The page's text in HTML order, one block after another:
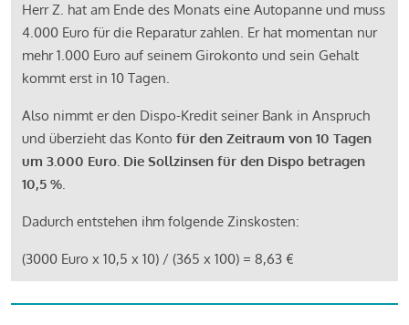
Herr Z. hat am Ende des Monats eine Autopanne und muss
4.000 Euro für die Reparatur zahlen. Er hat momentan nur
mehr 1.000 Euro auf seinem Girokonto und sein Gehalt
kommt erst in 10 Tagen.
Also nimmt er den Dispo-Kredit seiner Bank in Anspruch
und überzieht das Konto für den Zeitraum von 10 Tagen
um 3.000 Euro. Die Sollzinsen für den Dispo betragen
10,5 %.
Dadurch entstehen ihm folgende Zinskosten:
(3000 Euro x 10,5 x 10) / (365 x 100) = 8,63 €